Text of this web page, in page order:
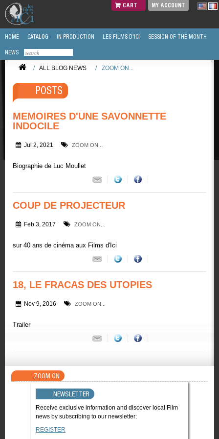
CART MY ACCOUNT
HOME CATALOG IN PRODUCTION LES FILMS D'ICI SESSION OF THE MONTH
NEWS
/ ALL BLOG NEWS / ZOOM ON...
POSTS
MEMOIRES D'UNE SAVONNETTE
INDOCILE
Jul 2, 2021 ZOOM ON...
Biographie de Luc Moullet
COUP DE PROJECTEUR
Feb 3, 2017 ZOOM ON...
sur 40 ans de cinéma aux Films d'Ici
18, LE FRACAS DES UTOPIES
Nov 9, 2016 ZOOM ON...
Trailer
ZOOM ON
NEWSLETTER
Receive exclusive information and discover local Film
news by subscribing to our newsletter:
REGISTER